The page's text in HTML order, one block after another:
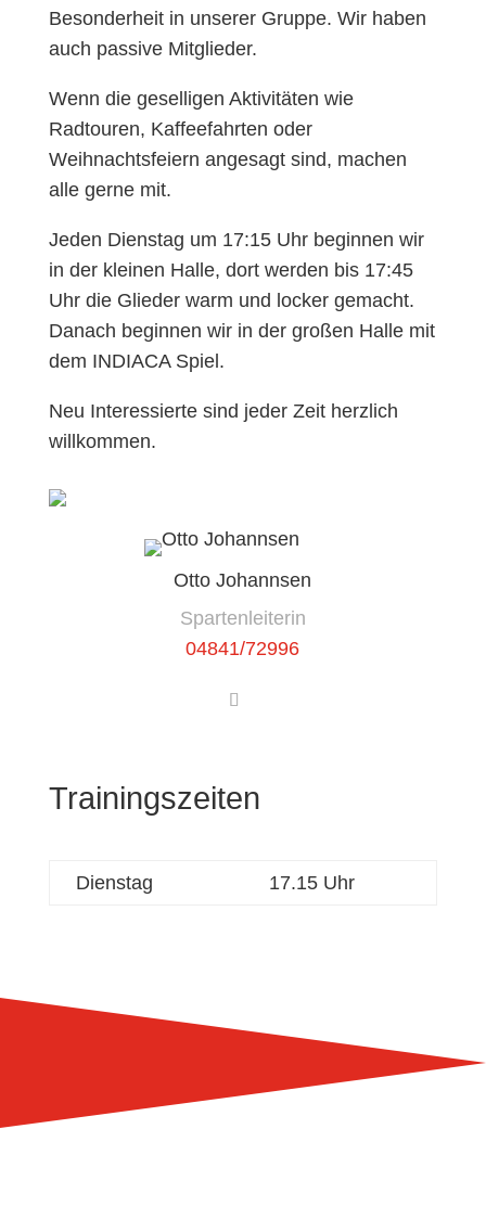
Besonderheit in unserer Gruppe. Wir haben
auch passive Mitglieder.
Wenn die geselligen Aktivitäten wie
Radtouren, Kaffeefahrten oder
Weihnachtsfeiern angesagt sind, machen
alle gerne mit.
Jeden Dienstag um 17:15 Uhr beginnen wir
in der kleinen Halle, dort werden bis 17:45
Uhr die Glieder warm und locker gemacht.
Danach beginnen wir in der großen Halle mit
dem INDIACA Spiel.
Neu Interessierte sind jeder Zeit herzlich
willkommen.
Otto Johannsen
Spartenleiterin
04841/72996
Trainingszeiten
Dienstag 17.15 Uhr